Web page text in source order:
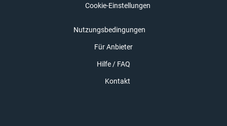
Cookie-Einstellungen
Nutzungsbedingungen
Für Anbieter
Hilfe / FAQ
Kontakt